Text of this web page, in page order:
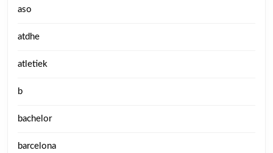
aso
atdhe
atletiek
b
bachelor
barcelona